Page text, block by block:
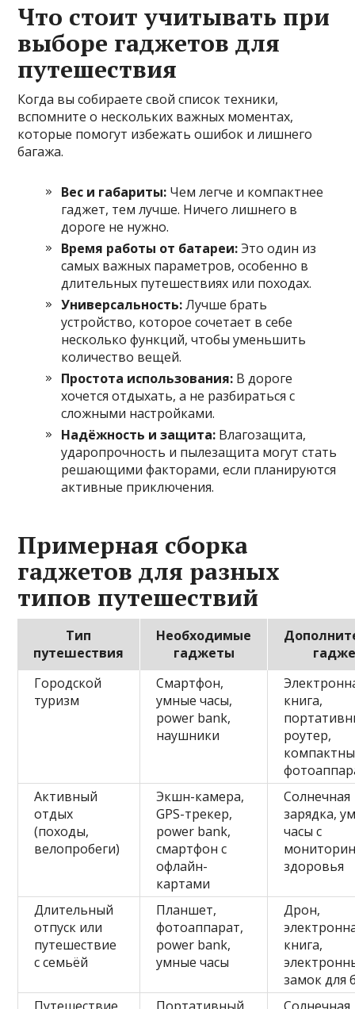
Что стоит учитывать при
выборе гаджетов для
путешествия
Когда вы собираете свой список техники,
вспомните о нескольких важных моментах,
которые помогут избежать ошибок и лишнего
багажа.
Вес и габариты: Чем легче и компактнее
гаджет, тем лучше. Ничего лишнего в
дороге не нужно.
Время работы от батареи:Это один из
самых важных параметров, особенно в
длительных путешествиях или походах.
Универсальность:Лучше брать
устройство, которое сочетает в себе
несколько функций, чтобы уменьшить
количество вещей.
Простота использования: В дороге
хочется отдыхать, а не разбираться с
сложными настройками.
Надёжность и защита: Влагозащита,
ударопрочность и пылезащита могут стать
решающими факторами, если планируются
активные приключения.
Примерная сборка
гаджетов для разных
типов путешествий
Тип
путешествия
Необходимые
гаджеты
Городской
туризм
Смартфон,
умные часы,
power bank,
наушники
книга,
роутер,
Активный
отдых
(походы,
велопробеги)
Экшн-камера,
GPS-трекер,
power bank,
смартфон с
офлайн-
картами
Солнечная
зарядка,
часы с
здоровья
Длительный
отпуск или
путешествие
с семьёй
Планшет,
фотоаппарат,
power bank,
умные часы
Дрон,
книга,
замок для